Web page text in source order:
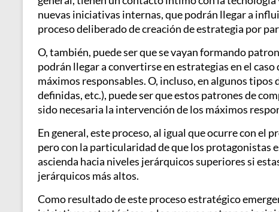
nuevas iniciativas internas, que podrán llegar a
proceso deliberado de creación de estrategia por
O, también, puede ser que se vayan formando
podrán llegar a convertirse en estrategias en el
máximos responsables. O, incluso, en algunos
definidas, etc.), puede ser que estos patrones de
sido necesaria la intervención de los máximos
En general, este proceso, al igual que ocurre con el
pero con la particularidad de que los protagonistas
ascienda hacia niveles jerárquicos superiores si
jerárquicos más altos.
Como resultado de este proceso estratégico